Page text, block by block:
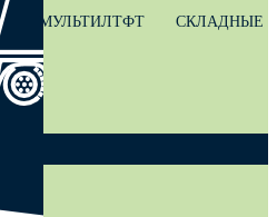
МУЛЬТИЛТФТ СКЛАДНЫЕ